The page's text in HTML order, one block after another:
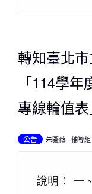
轉知臺北
「114學
專線輪值表
公告 朱疆薇- 輔導組
說明： 一